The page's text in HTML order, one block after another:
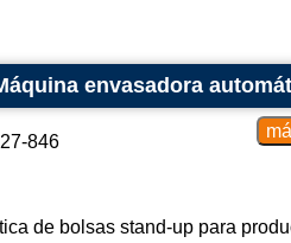
envasadora
846
de bolsas stand-up para